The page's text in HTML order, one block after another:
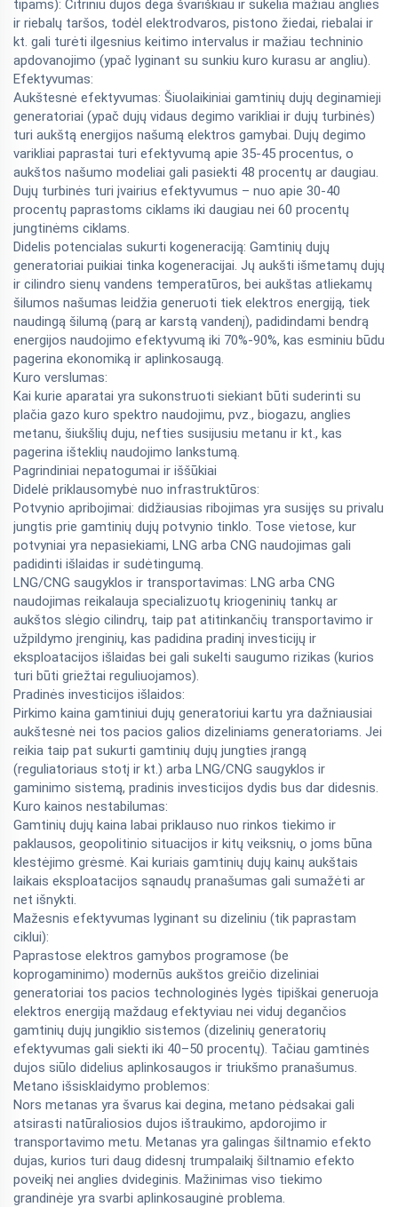
tipams): Citriniu dujos dega švariškiau ir sukelia mažiau anglies
ir riebalų taršos, todėl elektrodvaros, pistono žiedai, riebalai ir
kt. gali turėti ilgesnius keitimo intervalus ir mažiau techninio
apdovanojimo (ypač lyginant su sunkiu kuro kurasu ar angliu).
Efektyvumas:
Aukštesnė efektyvumas: Šiuolaikiniai gamtinių dujų deginamieji
generatoriai (ypač dujų vidaus degimo varikliai ir dujų turbinės)
turi aukštą energijos našumą elektros gamybai. Dujų degimo
varikliai paprastai turi efektyvumą apie 35-45 procentus, o
aukštos našumo modeliai gali pasiekti 48 procentų ar daugiau.
Dujų turbinės turi įvairius efektyvumus – nuo apie 30-40
procentų paprastoms ciklams iki daugiau nei 60 procentų
jungtinėms ciklams.
Didelis potencialas sukurti kogeneraciją: Gamtinių dujų
generatoriai puikiai tinka kogeneracijai. Jų aukšti išmetamų dujų
ir cilindro sienų vandens temperatūros, bei aukštas atliekamų
šilumos našumas leidžia generuoti tiek elektros energiją, tiek
naudingą šilumą (parą ar karstą vandenį), padidindami bendrą
energijos naudojimo efektyvumą iki 70%-90%, kas esminiu būdu
pagerina ekonomiką ir aplinkosaugą.
Kuro verslumas:
Kai kurie aparatai yra sukonstruoti siekiant būti suderinti su
plačia gazo kuro spektro naudojimu, pvz., biogazu, anglies
metanu, šiukšlių duju, nefties susijusiu metanu ir kt., kas
pagerina išteklių naudojimo lankstumą.
Pagrindiniai nepatogumai ir iššūkiai
Didelė priklausomybė nuo infrastruktūros:
Potvynio apribojimai: didžiausias ribojimas yra susijęs su privalu
jungtis prie gamtinių dujų potvynio tinklo. Tose vietose, kur
potvyniai yra nepasiekiami, LNG arba CNG naudojimas gali
padidinti išlaidas ir sudėtingumą.
LNG/CNG saugyklos ir transportavimas: LNG arba CNG
naudojimas reikalauja specializuotų kriogeninių tankų ar
aukštos slėgio cilindrų, taip pat atitinkančių transportavimo ir
užpildymo įrenginių, kas padidina pradinį investicijų ir
eksploatacijos išlaidas bei gali sukelti saugumo rizikas (kurios
turi būti griežtai reguliuojamos).
Pradinės investicijos išlaidos:
Pirkimo kaina gamtiniui dujų generatoriui kartu yra dažniausiai
aukštesnė nei tos pacios galios dizeliniams generatoriams. Jei
reikia taip pat sukurti gamtinių dujų jungties įrangą
(reguliatoriaus stotį ir kt.) arba LNG/CNG saugyklos ir
gaminimo sistemą, pradinis investicijos dydis bus dar didesnis.
Kuro kainos nestabilumas:
Gamtinių dujų kaina labai priklauso nuo rinkos tiekimo ir
paklausos, geopolitinio situacijos ir kitų veiksnių, o joms būna
klestėjimo grėsmė. Kai kuriais gamtinių dujų kainų aukštais
laikais eksploatacijos sąnaudų pranašumas gali sumažėti ar
net išnykti.
Mažesnis efektyvumas lyginant su dizeliniu (tik paprastam
ciklui):
Paprastose elektros gamybos programose (be
koprogaminimo) modernūs aukštos greičio dizeliniai
generatoriai tos pacios technologinės lygės tipiškai generuoja
elektros energiją maždaug efektyviau nei viduj degančios
gamtinių dujų jungiklio sistemos (dizelinių generatorių
efektyvumas gali siekti iki 40–50 procentų). Tačiau gamtinės
dujos siūlo didelius aplinkosaugos ir triukšmo pranašumus.
Metano išsisklaidymo problemos:
Nors metanas yra švarus kai degina, metano pėdsakai gali
atsirasti natūraliosios dujos ištraukimo, apdorojimo ir
transportavimo metu. Metanas yra galingas šiltnamio efekto
dujas, kurios turi daug didesnį trumpalaikį šiltnamio efekto
poveikį nei anglies dvideginis. Mažinimas viso tiekimo
grandinėje yra svarbi aplinkosauginė problema.